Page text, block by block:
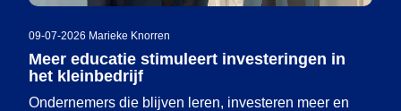
09-07-2026 Marieke Knorren
Meer educatie stimuleert investeringen in
het kleinbedrijf
Ondernemers die blijven leren, investeren meer en